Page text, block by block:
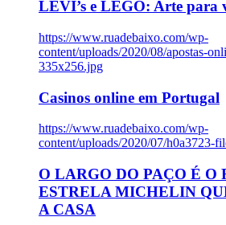
LEVI’s e LEGO: Arte para
https://www.ruadebaixo.com/wp-
content/uploads/2020/08/apostas-
335x256.jpg
Casinos online em Portugal
https://www.ruadebaixo.com/wp-
content/uploads/2020/07/h0a3723-
O LARGO DO PAÇO É O
ESTRELA MICHELIN
A CASA